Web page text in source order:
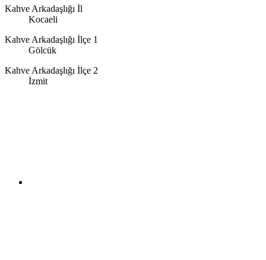
Kahve Arkadaşlığı İl
Kocaeli
Kahve Arkadaşlığı İlçe 1
Gölcük
Kahve Arkadaşlığı İlçe 2
İzmit